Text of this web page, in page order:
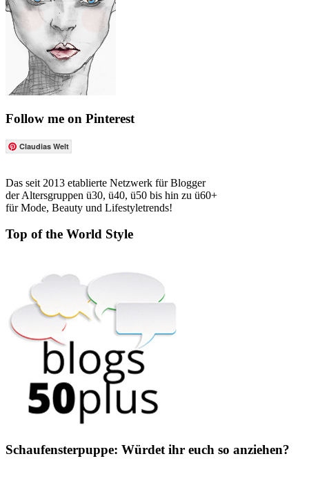
Follow me on Pinterest
Claudias Welt
Das seit 2013 etablierte Netzwerk für Blogger
der Altersgruppen ü30, ü40, ü50 bis hin zu ü60+
für Mode, Beauty und Lifestyletrends!
Top of the World Style
Schaufensterpuppe: Würdet ihr euch so anziehen?